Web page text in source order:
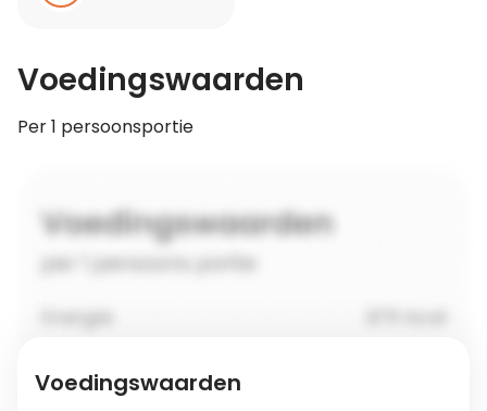
Voedingswaarden
Per 1 persoonsportie
Voedingswaarden